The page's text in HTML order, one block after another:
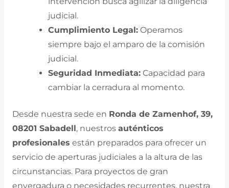
judicial.
Cumplimiento Legal:Operamos
siempre bajo el amparo de la comisión
judicial.
Seguridad Inmediata:Capacidad para
cambiar la cerradura al momento.
Desde nuestra sede en Ronda de Zamenhof, 39,
08201 Sabadell, nuestros auténticos
profesionales están preparados para ofrecer un
servicio de aperturas judiciales a la altura de las
circunstancias. Para proyectos de gran
envergadura o necesidades recurrentes, nuestra